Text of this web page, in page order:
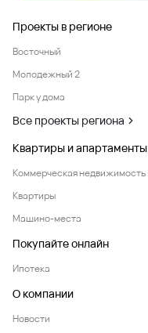
Проекты в регионе
Восточный
Молодежный 2
Парк у дома
Все проекты региона
Квартиры и апартаменты
Коммерческая недвижимость
Квартиры
Машино-места
Покупайте онлайн
Ипотека
О компании
Новости